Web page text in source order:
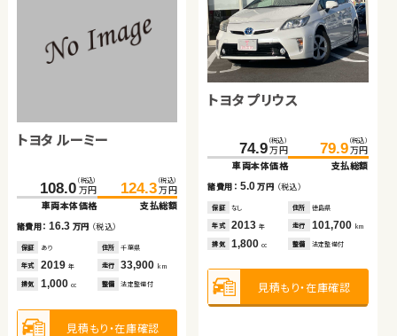
トヨタ ルーミー
108.0 （税込）
万円
車両本体価格
124.3 （税込）
万円
支払総額
諸費用：16.3 万円 （税込）
保証 あり 住所 千葉県
年式 2019 年 走行 33,900 km
排気 1,000 cc 整備 法定整備付
見積もり・在庫確認
トヨタ プリウス
74.9 （税込）
万円
車両本体価格
79.9 （税込）
万円
支払総額
諸費用： 5.0万円 （税込）
保証 なし 住所 徳島県
年式 2013年 走行 101,700 km
排気 1,800cc 整備 法定整備付
見積もり・在庫確認
51.6 （税込）
万円
諸費用：8.1 万円（税込）
あり 埼玉県
年式 2013年 走行
排気 660 整備 なし
見積もり・在庫確認
トヨタ ヴォクシー
175.8 （税込）
万円
車両本体価格
182.5 （税込）
万円
支払総額
諸費用： 6.7万円 （税込）
保証 あり 住所 福島県
年式 2016年 走行 55,200km
排気 2,000cc 整備 法定整備付
見積もり・在庫確認
トヨタ ヴェルファイア ハ
イブリッド
445.0万円
車両本体価格
諸費用：14.4万円 （税込）
保証 あり 住所 岩手県
排気 2,500cc 整備 法定整備付
トヨタ ヴェルファイア
179.8万円
車両本体価格
197.8万円
支払総額
諸費用：18.0万円（税込）